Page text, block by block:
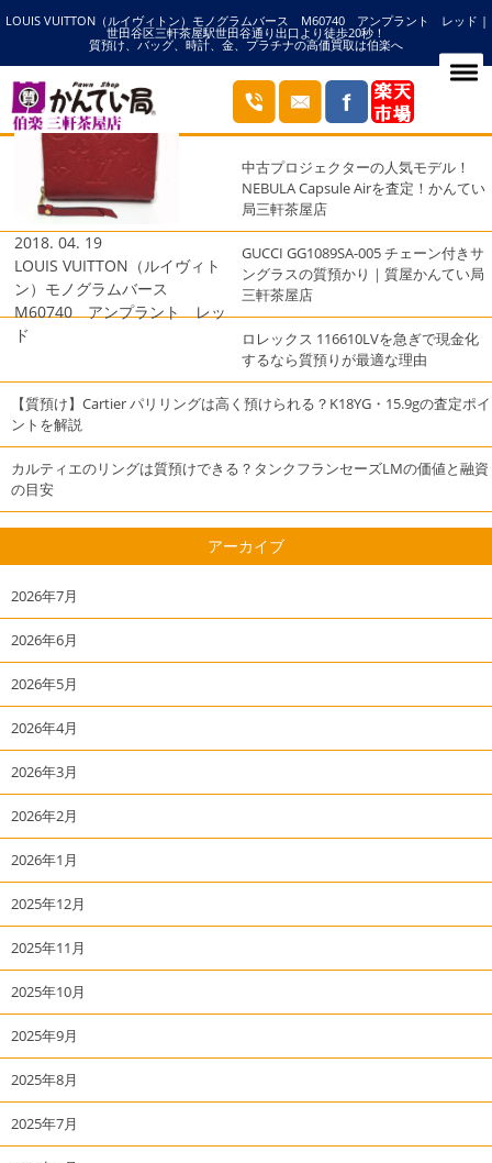
LOUIS VUITTON（ルイヴィトン）モノグラムバース M60740 アンプラント レッド |
世田谷区三軒茶屋駅世田谷通り出口より徒歩20秒！
質預け、バッグ、時計、金、プラチナの高価買取は伯楽へ
HOME M60740の記事一覧
ブログ
2018. 04. 19
LOUIS VUITTON（ルイヴィト
ン）モノグラムバース
M60740 アンプラント レッ
ド
最近の投稿
中古プロジェクターの人気モデル！
NEBULA Capsule Airを査定！かんてい
局三軒茶屋店
GUCCI GG1089SA-005 チェーン付きサ
ングラスの質預かり｜質屋かんてい局
三軒茶屋店
ロレックス 116610LVを急ぎで現金化
するなら質預りが最適な理由
【質預け】Cartier パリリングは高く預けられる？K18YG・15.9gの査定ポイ
ントを解説
カルティエのリングは質預けできる？タンクフランセーズLMの価値と融資
の目安
アーカイブ
2026年7月
2026年6月
2026年5月
2026年4月
2026年3月
2026年2月
2026年1月
2025年12月
2025年11月
2025年10月
2025年9月
2025年8月
2025年7月